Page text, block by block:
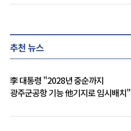
추천 뉴스
李 대통령 "2028년 중순까지
광주군공항 기능 他기지로 임시배치"